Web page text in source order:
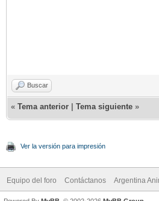
Buscar
« Tema anterior Tema siguiente »
Ver la versión para impresión
Equipo del foro Contáctanos Argentina